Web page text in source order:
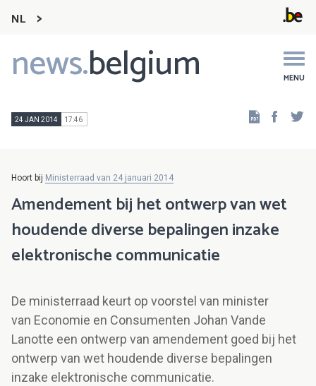
NL
news.belgium MENU
Main
navigation
24 JAN 2014 17:46
Hoort bij Ministerraad van 24 januari 2014
Amendement bij het ontwerp van wet
houdende diverse bepalingen inzake
elektronische communicatie
De ministerraad keurt op voorstel van minister
van Economie en Consumenten Johan Vande
Lanotte een ontwerp van amendement goed bij het
ontwerp van wet houdende diverse bepalingen
inzake elektronische communicatie.